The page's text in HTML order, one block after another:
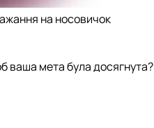
на носовичок
ваша мета була досягнута?